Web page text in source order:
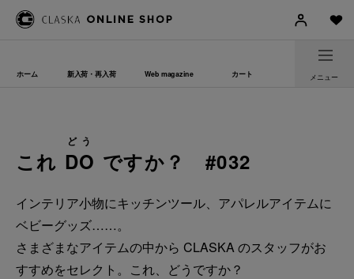
ホーム 新入荷・再入荷 Web magazine カート メニュー
これ DO
どう
ですか？ #032
インテリア小物にキッチンツール、アパレルアイテムに
ベビーグッズ……。
さまざまなアイテムの中から CLASKA のスタッフがお
すすめをセレクト。これ、どうですか？